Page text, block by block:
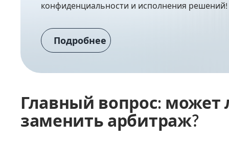
конфиденциальности и исполнения решений!
Подробнее
Главный вопрос:
заменить арбитраж?